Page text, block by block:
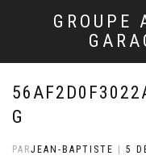
GROUPE
G
PARJEAN-BAPTISTE 5